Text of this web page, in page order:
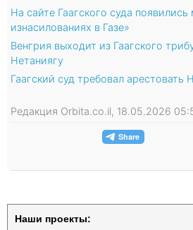
На сайте Гаагского суда
изнасилованиях в Газе»
Венгрия выходит из Гаагского
Нетаниягу
Гаагский суд требовал арестовать
Редакция Orbita.co.il, 18.05.2026
Наши проекты: